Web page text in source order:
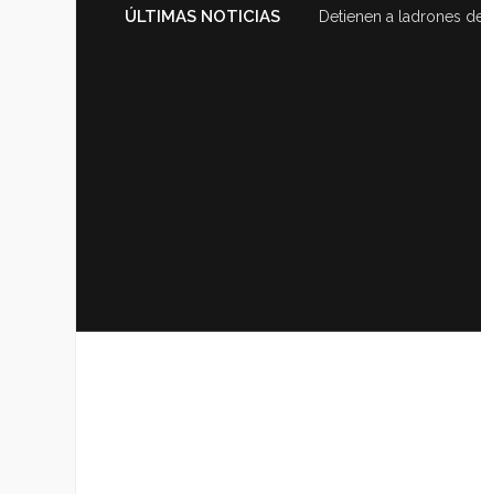
ÚLTIMAS NOTICIAS Detienen a ladrones